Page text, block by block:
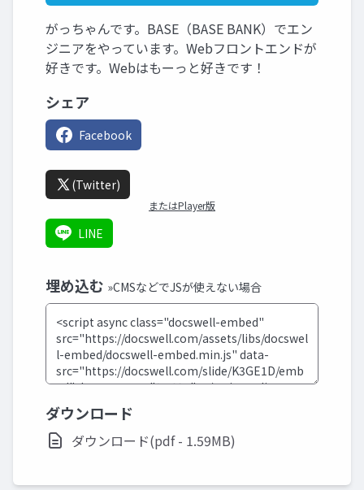
がっちゃんです。BASE（BASE BANK）でエン
ジニアをやっています。Webフロントエンドが
好きです。Webはもーっと好きです！
シェア
Facebook
(Twitter)
またはPlayer版
LINE
埋め込む »CMSなどでJSが使えない場合
ダウンロード
ダウンロード(pdf - 1.59MB)